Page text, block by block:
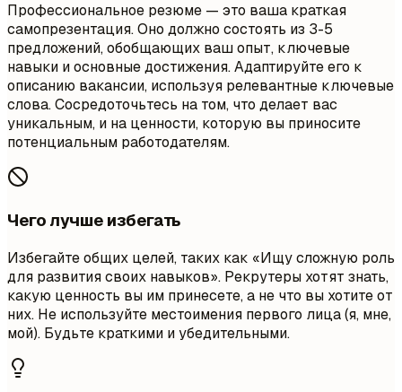
Профессиональное резюме — это ваша краткая
самопрезентация. Оно должно состоять из 3-5
предложений, обобщающих ваш опыт, ключевые
навыки и основные достижения. Адаптируйте его к
описанию вакансии, используя релевантные ключевые
слова. Сосредоточьтесь на том, что делает вас
уникальным, и на ценности, которую вы приносите
потенциальным работодателям.
Чего лучше избегать
Избегайте общих целей, таких как «Ищу сложную роль
для развития своих навыков». Рекрутеры хотят знать,
какую ценность вы им принесете, а не что вы хотите от
них. Не используйте местоимения первого лица (я, мне,
мой). Будьте краткими и убедительными.